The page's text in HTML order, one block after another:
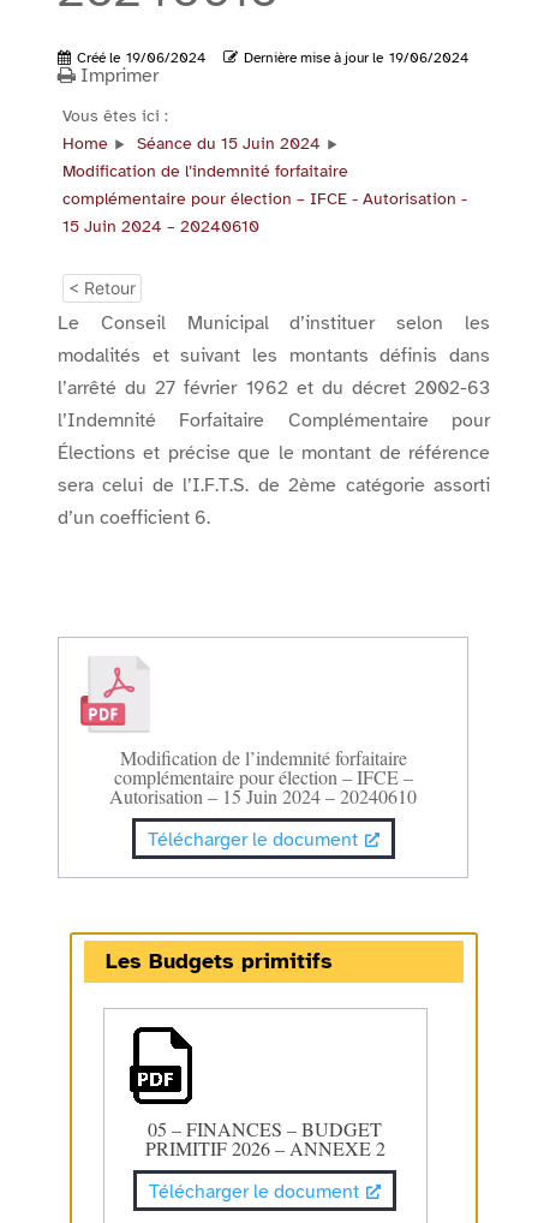
Créé le 19/06/2024 Dernière mise à jour le 19/06/2024
Imprimer
Vous êtes ici :
Home
Séance du 15 Juin 2024
Modification de l’indemnité forfaitaire
complémentaire pour élection – IFCE - Autorisation -
15 Juin 2024 – 20240610
< Retour
Le Conseil Municipal d’instituer selon les
modalités et suivant les montants définis dans
l’arrêté du 27 février 1962 et du décret 2002-63
l’Indemnité Forfaitaire Complémentaire pour
Élections et précise que le montant de référence
sera celui de l’I.F.T.S. de 2ème catégorie assorti
d’un coefficient 6.
Modification de l’indemnité forfaitaire
complémentaire pour élection – IFCE –
Autorisation – 15 Juin 2024 – 20240610
Télécharger le document
Les Budgets primitifs
05 – FINANCES – BUDGET
PRIMITIF 2026 – ANNEXE 2
Télécharger le document